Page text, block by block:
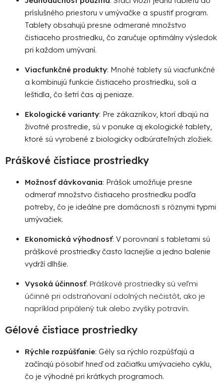
s
u
príslušného priestoru v umývačke a spustiť program.
Tablety obsahujú presne odmerané množstvo
čistiaceho prostriedku, čo zaručuje optimálny výsledok
pri každom umývaní.
Viacfunkčné produkty: Mnohé tablety sú viacfunkčné
a kombinujú funkcie čistiaceho prostriedku, soli a
leštidla, čo šetrí čas aj peniaze.
Ekologické varianty: Pre zákazníkov, ktorí dbajú na
životné prostredie, sú v ponuke aj ekologické tablety,
ktoré sú vyrobené z biologicky odbúrateľných zložiek.
Práškové čistiace prostriedky
Možnosť dávkovania: Prášok umožňuje presne
odmerať množstvo čistiaceho prostriedku podľa
potreby, čo je ideálne pre domácnosti s rôznymi typmi
umývačiek.
Ekonomická výhodnosť: V porovnaní s tabletami sú
práškové prostriedky často lacnejšie a jedno balenie
vydrží dlhšie.
Vysoká účinnosť: Práškové prostriedky sú veľmi
účinné pri odstraňovaní odolných nečistôt, ako je
napríklad pripálený tuk alebo zvyšky potravín.
Gélové čistiace prostriedky
Rýchle rozpúšťanie: Gély sa rýchlo rozpúšťajú a
začínajú pôsobiť hneď od začiatku umývacieho cyklu,
čo je výhodné pri krátkych programoch.